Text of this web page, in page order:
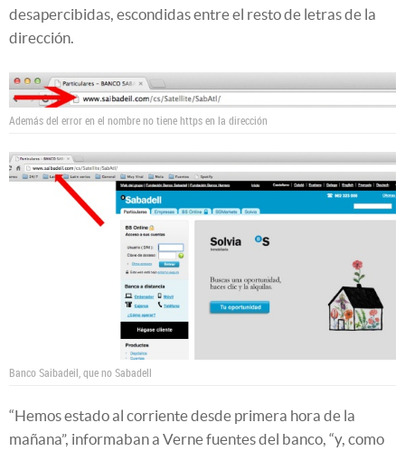
desapercibidas, escondidas entre el resto de letras de la
dirección.
Además del error en el nombre no tiene https en la dirección
Banco Saibadeil, que no Sabadell
“Hemos estado al corriente desde primera hora de la
mañana”, informaban a Verne fuentes del banco, “y, como